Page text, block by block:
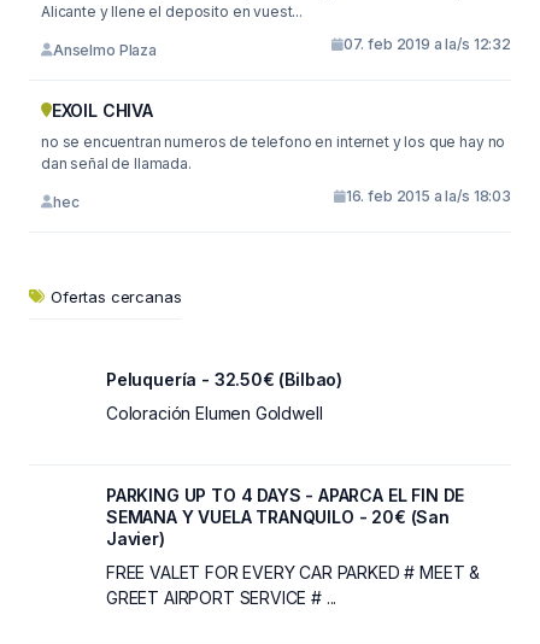
Alicante y llene el deposito en vuest...
Anselmo Plaza 07. feb 2019 a la/s 12:32
EXOIL CHIVA
no se encuentran numeros de telefono en internet y los que hay no
dan señal de llamada.
hec 16. feb 2015 a la/s 18:03
Ofertas cercanas
Peluquería - 32.50€ (Bilbao)
Coloración Elumen Goldwell
PARKING UP TO 4 DAYS - APARCA EL FIN DE
SEMANA Y VUELA TRANQUILO - 20€ (San
Javier)
FREE VALET FOR EVERY CAR PARKED # MEET &
GREET AIRPORT SERVICE # ...